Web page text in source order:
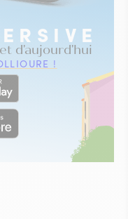
d'aujourd'hui
!